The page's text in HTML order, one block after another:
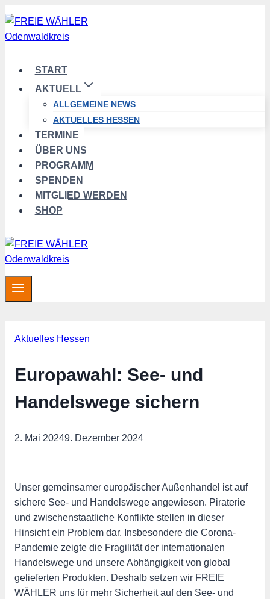
Zum
Inhalt
springen
START
AKTUELL
ALLGEMEINE NEWS
AKTUELLES HESSEN
TERMINE
ÜBER UNS
PROGRAMM
SPENDEN
MITGLIED WERDEN
SHOP
Aktuelles Hessen
Europawahl: See- und
Handelswege sichern
2. Mai 20249. Dezember 2024
Unser gemeinsamer europäischer Außenhandel ist auf
sichere See- und Handelswege angewiesen. Piraterie
und zwischenstaatliche Konflikte stellen in dieser
Hinsicht ein Problem dar. Insbesondere die Corona-
Pandemie zeigte die Fragilität der internationalen
Handelswege und unsere Abhängigkeit von global
gelieferten Produkten. Deshalb setzen wir FREIE
WÄHLER uns für mehr Sicherheit auf den See- und